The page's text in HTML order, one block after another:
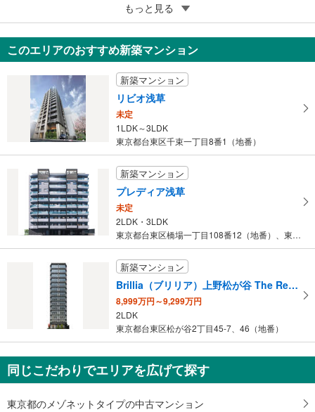
成約でもらえる
グリーンハイツ根岸
2,880万円
2DK
もっと見る
このエリアのおすすめ新築マンション
新築マンション
リビオ浅草
未定
1LDK～3LDK
東京都台東区千束一丁目8番1（地番）
新築マンション
プレディア浅草
未定
2LDK・3LDK
東京都台東区橋場一丁目108番12（地番）、東京都台東区橋場一丁…
新築マンション
Brillia（ブリリア）上野松が谷 The Residence
8,999万円～9,299万円
2LDK
東京都台東区松が谷2丁目45-7、46（地番）
同じこだわりでエリアを広げて探す
東京都のメゾネットタイプの中古マンション